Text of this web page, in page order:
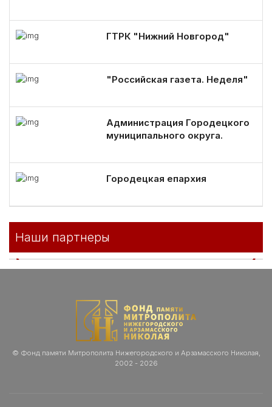
ГТРК "Нижний Новгород"
"Российская газета. Неделя"
Администрация Городецкого
муниципального округа.
Городецкая епархия
Наши партнеры
© Фонд памяти Митрополита Нижегородского и Арзамасского Николая,
2002 - 2026